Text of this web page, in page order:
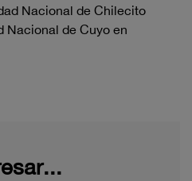
Nacional de Chilecito
Nacional de Cuyo en